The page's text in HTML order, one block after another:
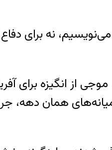
می‌نویسیم، نه برای
گرفت. موجی از انگیزه
همان دهه،